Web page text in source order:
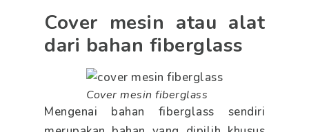
Cover mesin atau alat
dari bahan fiberglass
Cover mesin fiberglass
Mengenai bahan fiberglass sendiri